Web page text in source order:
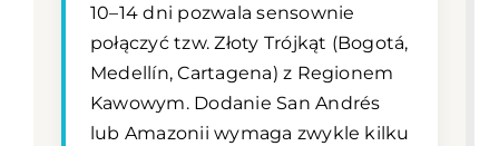
10–14 dni pozwala sensownie
połączyć tzw. Złoty Trójkąt (Bogotá,
Medellín, Cartagena) z Regionem
Kawowym. Dodanie San Andrés
lub Amazonii wymaga zwykle kilku